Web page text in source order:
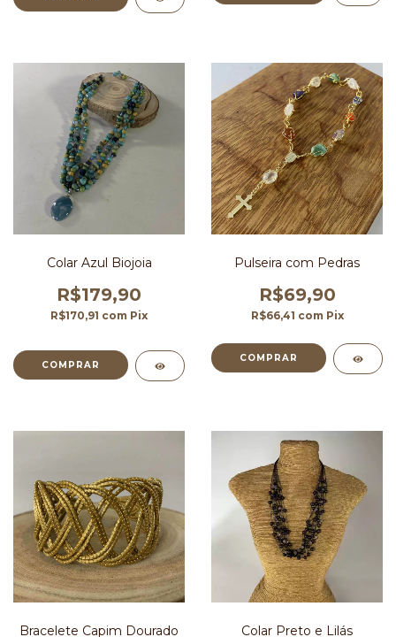
Colar Azul Biojoia
R$179,90
R$170,91 com Pix
Pulseira com Pedras
R$69,90
R$66,41 com Pix
Bracelete Capim Dourado
Colar Preto e Lilás